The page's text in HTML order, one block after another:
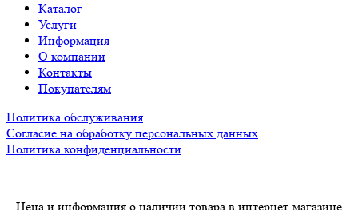
Каталог
Услуги
Информация
О компании
Контакты
Покупателям
Политика обслуживания
Согласие на обработку персональных данных
Политика конфиденциальности
Цена и информация о наличии товара в интернет-магазине